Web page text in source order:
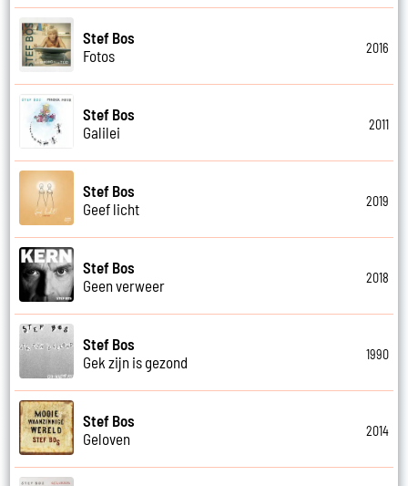
Stef Bos
Fotos
2016
Stef Bos
Galilei
2011
Stef Bos
Geef licht
2019
Stef Bos
Geen verweer
2018
Stef Bos
Gek zijn is gezond
1990
Stef Bos
Geloven
2014